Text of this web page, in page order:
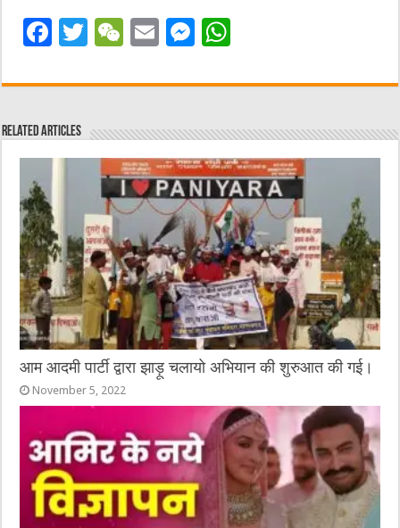
F
c
e
b
o
k
T
it
r
W
C
at
E
ai
M
ss
n
g
er
at
A
p
p
Related Articles
आम आदमी पार्टी द्वारा झाड़ू चलायो अभियान की शुरुआत की गई।
November 5, 2022